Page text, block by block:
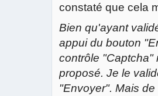
constaté que cela
Bien qu'ayant
appui du bouton
contrôle "Captcha"
proposé. Je le
"Envoyer". Mais